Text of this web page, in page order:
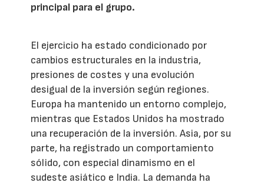
principal para el grupo.
El ejercicio ha estado condicionado por
cambios estructurales en la industria,
presiones de costes y una evolución
desigual de la inversión según regiones.
Europa ha mantenido un entorno complejo,
mientras que Estados Unidos ha mostrado
una recuperación de la inversión. Asia, por su
parte, ha registrado un comportamiento
sólido, con especial dinamismo en el
sudeste asiático e India. La demanda ha